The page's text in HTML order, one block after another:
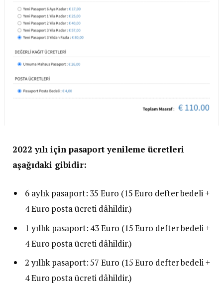
2022 yılı için pasaport yenileme ücretleri
aşağıdaki gibidir:
6 aylık pasaport: 35 Euro (15 Euro defter bedeli +
4 Euro posta ücreti dâhildir.)
1 yıllık pasaport: 43 Euro (15 Euro defter bedeli +
4 Euro posta ücreti dâhildir.)
2 yıllık pasaport: 57 Euro (15 Euro defter bedeli +
4 Euro posta ücreti dâhildir.)